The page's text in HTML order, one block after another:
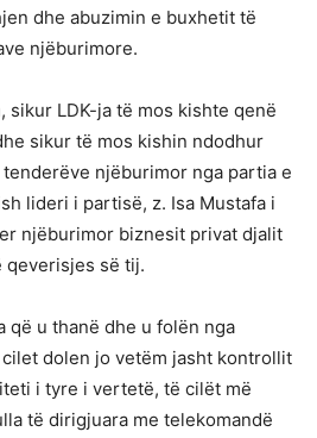
dhe abuzimin e buxhetit të
njëburimore.
sikur LDK-ja të mos kishte qenë
sikur të mos kishin ndodhur
njëburimor nga partia e
lideri i partisë, z. Isa Mustafa i
njëburimor biznesit privat djalit
qeverisjes së tij.
që u thanë dhe u folën nga
dolen jo vetëm jasht kontrollit
i tyre i vertetë, të cilët më
të dirigjuara me telekomandë